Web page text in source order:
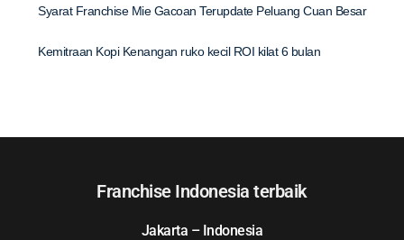
Syarat Franchise Mie Gacoan Terupdate Peluang Cuan Besar
Kemitraan Kopi Kenangan ruko kecil ROI kilat 6 bulan
Franchise Indonesia terbaik
Jakarta – Indonesia